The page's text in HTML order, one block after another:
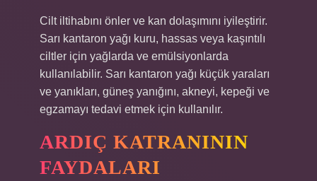
Cilt iltihabını önler ve kan dolaşımını iyileştirir.
Sarı kantaron yağı kuru, hassas veya kaşıntılı
ciltler için yağlarda ve emülsiyonlarda
kullanılabilir. Sarı kantaron yağı küçük yaraları
ve yanıkları, güneş yanığını, akneyi, kepeği ve
egzamayı tedavi etmek için kullanılır.
ARDIÇ KATRANININ
FAYDALARI